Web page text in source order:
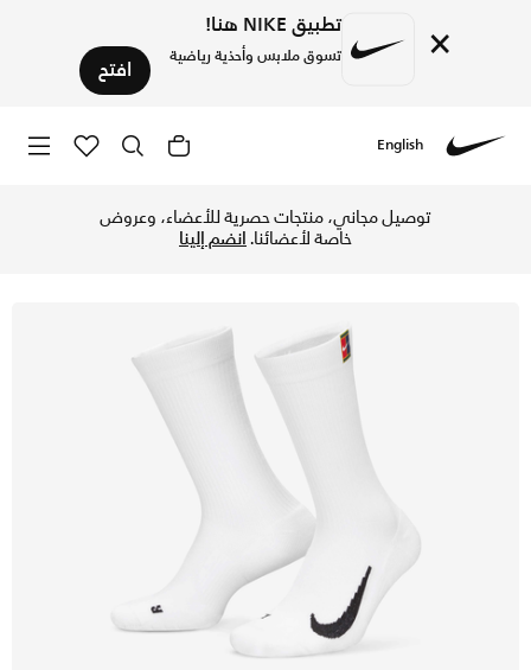
× تطبيق NIKE هنا!
تسوق ملابس وأحذية رياضية افتح
English
توصيل مجاني، منتجات حصرية للأعضاء، وعروض
خاصة لأعضائنا.انضم إلينا